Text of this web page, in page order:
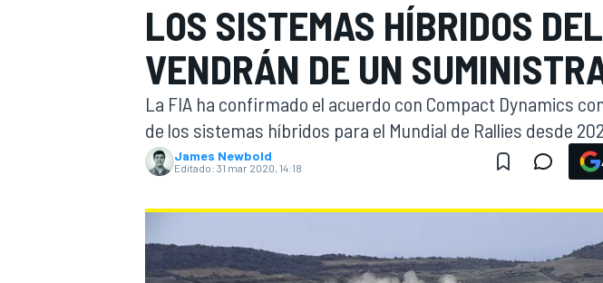
LOS SISTEMAS HÍBRIDOS
VENDRÁN DE UN
La FIA ha confirmado el acuerdo con Compact Dynamics
de los sistemas híbridos para el Mundial de Rallies desde
James Newbold
Editado: 31 mar 2020, 14:18